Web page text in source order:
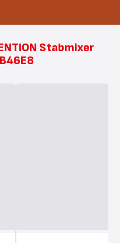
Stabmixer